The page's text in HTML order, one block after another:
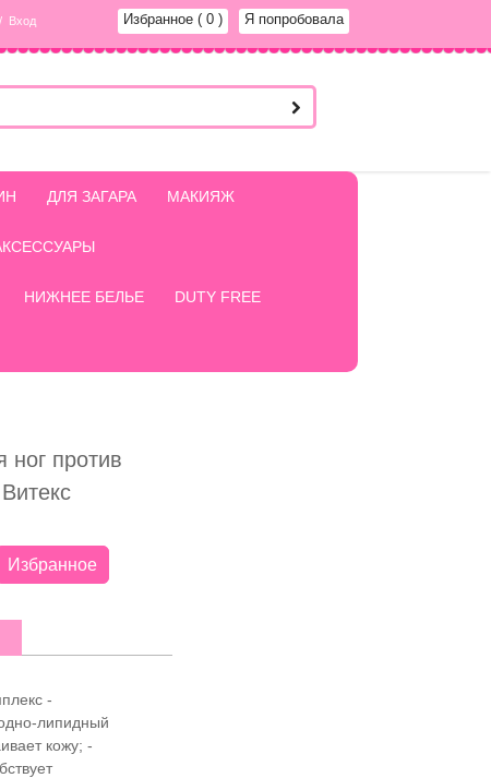
/ Вход Избранное ( 0 ) Я попробовала
ДЛЯ ЗАГАРА МАКИЯЖ
НИЖНЕЕ БЕЛЬЕ DUTY FREE
против
Избранное
-
липидный
кожу; -